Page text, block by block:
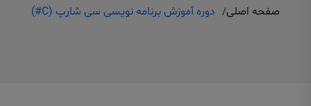
صفحه اصلی دوره آموزش برنامه نویسی سی شارپ (C#)